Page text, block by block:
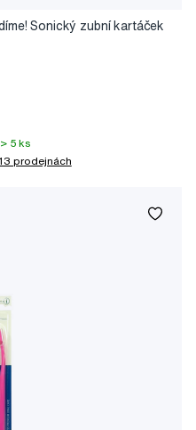
Sonický zubní kartáček
5 ks
prodejnách